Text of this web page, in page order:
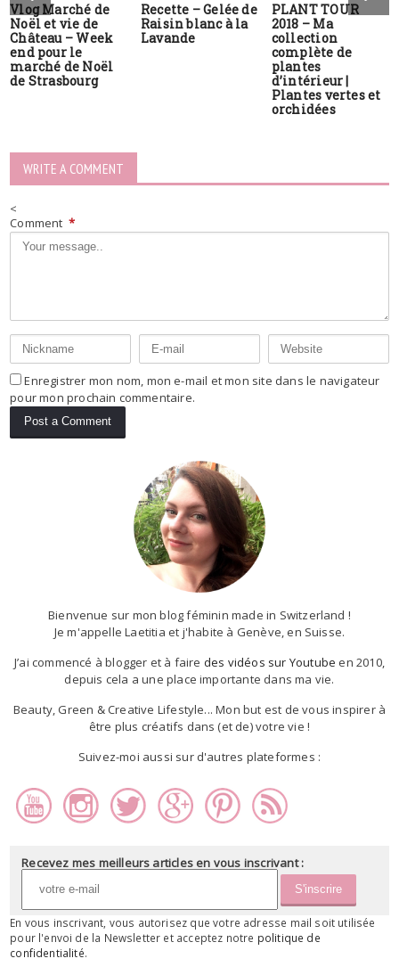
Vlog Marché de
Noël et vie de
Château – Week
end pour le
marché de Noël
de Strasbourg
Recette – Gelée de
Raisin blanc à la
Lavande
PLANT TOUR
2018 – Ma
collection
complète de
plantes
d’intérieur |
Plantes vertes et
orchidées
WRITE A COMMENT
<
Comment *
Enregistrer mon nom, mon e-mail et mon site dans le navigateur
pour mon prochain commentaire.
Bienvenue sur mon blog féminin made in Switzerland !
Je m'appelle Laetitia et j'habite à Genève, en Suisse.
J’ai commencé à blogger et à faire des vidéos sur Youtube en 2010,
depuis cela a une place importante dans ma vie.
Beauty, Green & Creative Lifestyle... Mon but est de vous inspirer à
être plus créatifs dans (et de) votre vie !
Suivez-moi aussi sur d'autres plateformes :
Recevez mes meilleurs articles en vous inscrivant :
En vous inscrivant, vous autorisez que votre adresse mail soit utilisée
pour l'envoi de la Newsletter et acceptez notre politique de
confidentialité.